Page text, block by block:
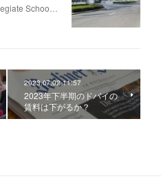
Schoo…
2023.07.02 11:57
2023年下半期のドバイの
賃料は下がるか？